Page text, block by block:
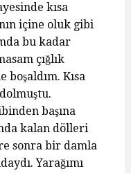
kısa
içine oluk gibi
bu kadar
çığlık
Kısa
başına
kalan dölleri
sonra bir damla
Yarağımı